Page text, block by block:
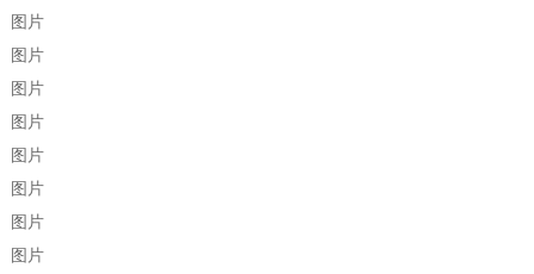
图片
图片
图片
图片
图片
图片
图片
图片